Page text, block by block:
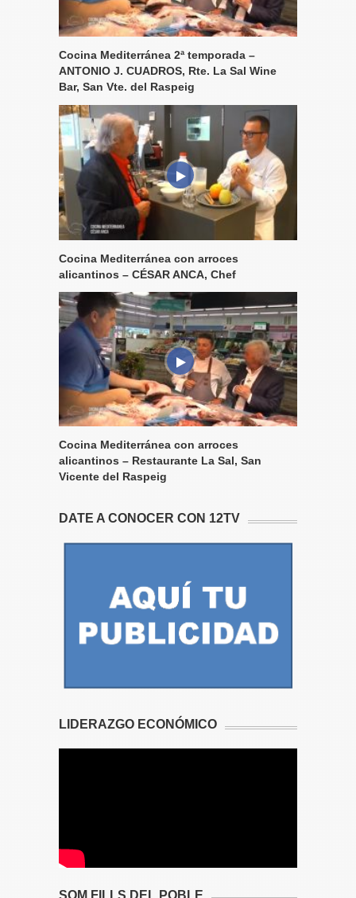
Cocina Mediterránea 2ª temporada –
ANTONIO J. CUADROS, Rte. La Sal Wine
Bar, San Vte. del Raspeig
Cocina Mediterránea con arroces
alicantinos – CÉSAR ANCA, Chef
Cocina Mediterránea con arroces
alicantinos – Restaurante La Sal, San
Vicente del Raspeig
DATE A CONOCER CON 12TV
LIDERAZGO ECONÓMICO
SOM FILLS DEL POBLE